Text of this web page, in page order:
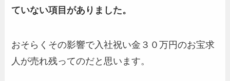
ていない項目がありました。
おそらくその影響で入社祝い金３０万円のお宝求
人が売れ残ってのだと思います。